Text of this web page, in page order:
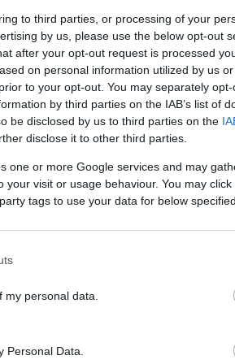
to third parties, or processing of your
by us, please use the below opt-out
after your opt-out request is processed
on personal information utilized by us
to your opt-out. You may separately
by third parties on the IAB’s list of
be disclosed by us to third parties on the
disclose it to other third parties.
one or more Google services and may
your visit or usage behaviour. You may
tags to use your data for below
personal data.
Personal Data.
alakult át.
megígérte az
A
A